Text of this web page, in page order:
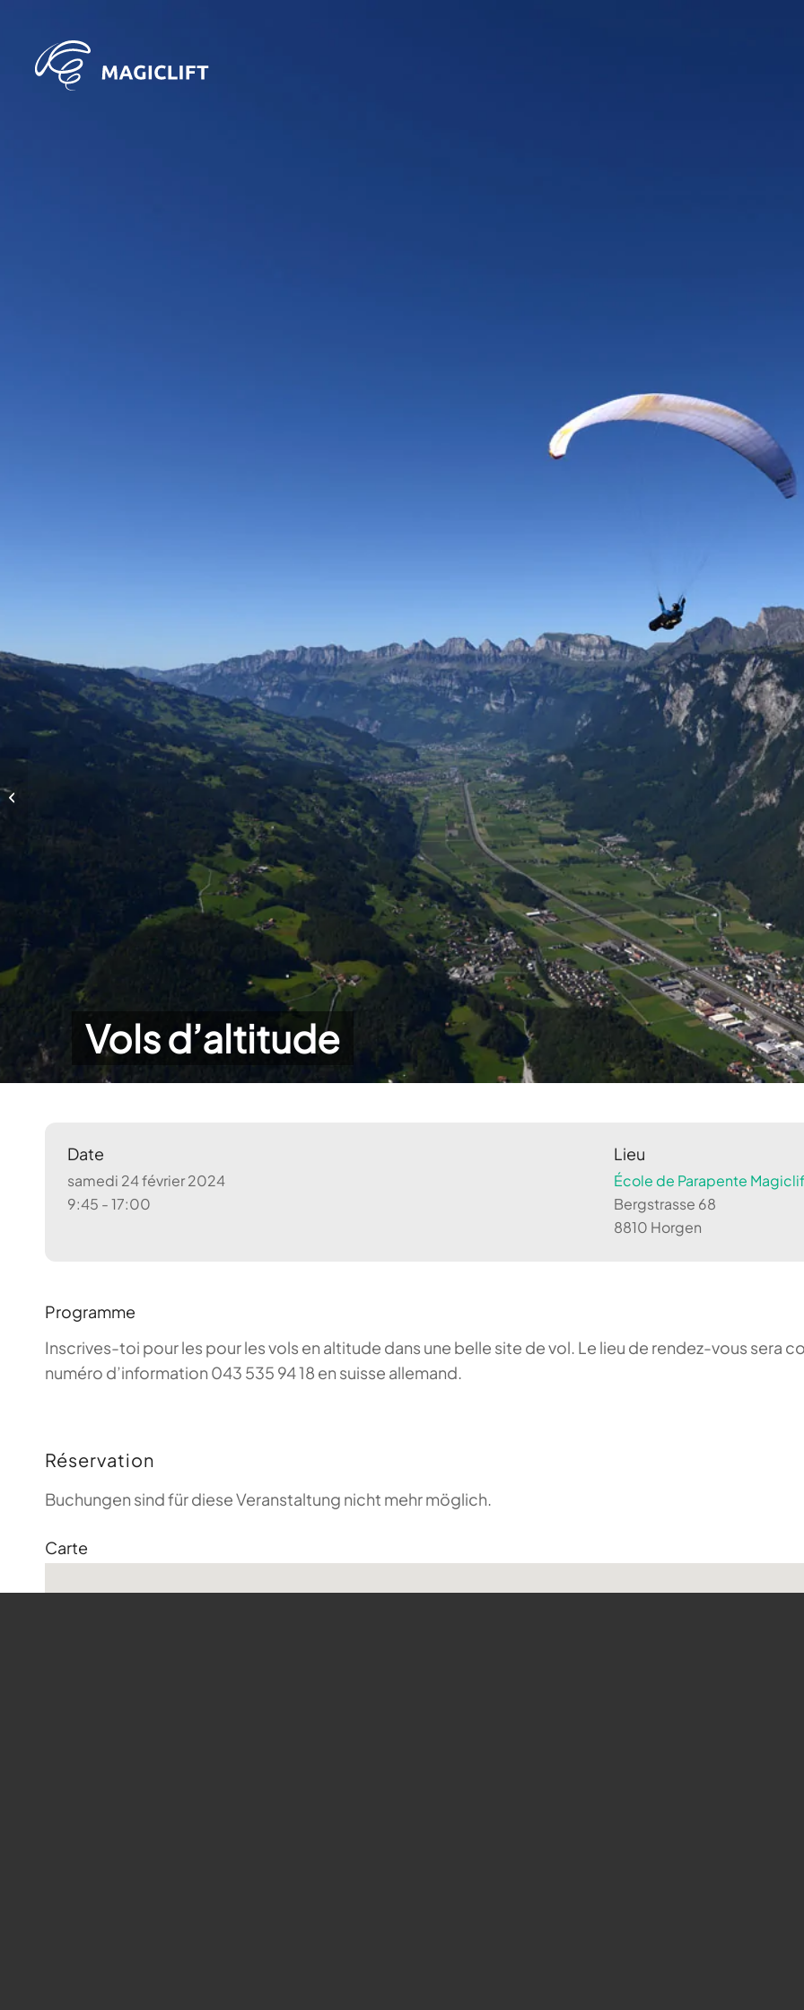
Vols d’altitude
Date
samedi 24 février 2024
9:45 - 17:00
Lieu
École de Parapente
Bergstrasse 68
8810 Horgen
Programme
Inscrives-toi pour les pour les vols en altitude dans une belle site de vol. Le lieu de rendez-vous sera
numéro d’information 043 535 94 18 en suisse allemand.
Réservation
Buchungen sind für diese Veranstaltung nicht mehr möglich.
Carte